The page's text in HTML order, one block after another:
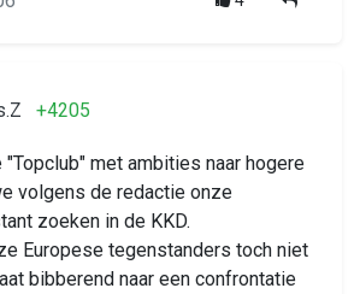
+4205
met ambities naar hogere
volgens de redactie onze
zoeken in de KKD.
Europese tegenstanders toch niet
bibberend naar een confrontatie